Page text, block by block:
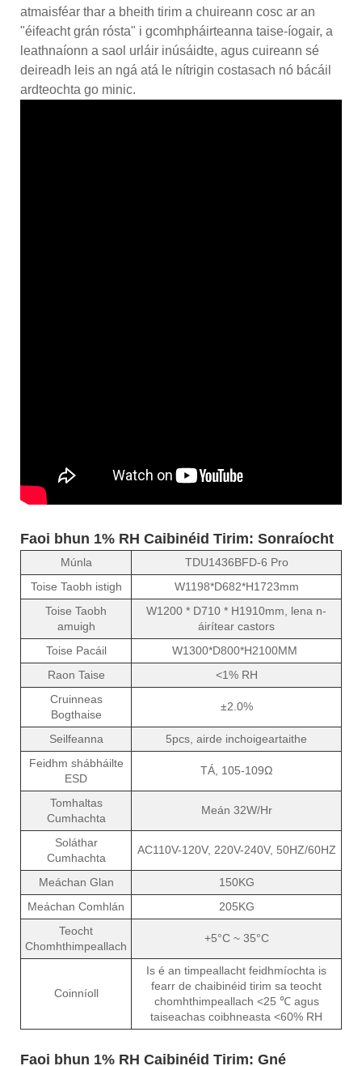
atmaisféar thar a bheith tirim a chuireann cosc ​​​​ar an
"éifeacht grán rósta" i gcomhpháirteanna taise-íogair, a
leathnaíonn a saol urláir inúsáidte, agus cuireann sé
deireadh leis an ngá atá le nítrigin costasach nó bácáil
ardteochta go minic.
Faoi bhun 1% RH Caibinéid Tirim: Sonraíocht
Múnla
TDU1436BFD-6 Pro
Toise Taobh istigh
W1198*D682*H1723mm
Toise Taobh
amuigh
W1200 * D710 * H1910mm, lena n-
áirítear castors
Toise Pacáil
W1300*D800*H2100MM
Raon Taise
<1% RH
Cruinneas
Bogthaise
±2.0%
Seilfeanna
5pcs, airde inchoigeartaithe
Feidhm shábháilte
ESD
TÁ, 105-109Ω
Tomhaltas
Cumhachta
Meán 32W/Hr
Soláthar
Cumhachta
AC110V-120V, 220V-240V, 50HZ/60HZ
Meáchan Glan
150KG
Meáchan Comhlán
205KG
Teocht
Chomhthimpeallach
+5°C ~ 35°C
Coinníoll
Is é an timpeallacht feidhmíochta is
fearr de chaibinéid tirim sa teocht
chomhthimpeallach <25 ℃ agus
taiseachas coibhneasta <60% RH
Faoi bhun 1% RH Caibinéid Tirim: Gné